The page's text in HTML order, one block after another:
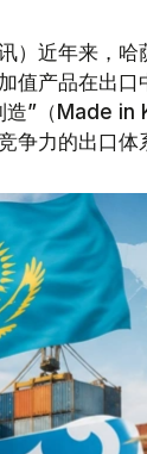
）近年来，
值产品在出
造”（Made
争力的出口体